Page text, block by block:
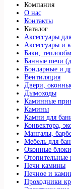
Компания
О нас
Контакты
Каталог
Аксессуары
Аксессуары и
Баки,
Банные печи
Бондарные и
Вентиляция
Двери,
Дымоходы
Каминные
Камины
Камни для
Конвектора,
Мангалы,
Мебель для
Оконные блоки
Отопительные
Печи камины
Печное и
Проходники